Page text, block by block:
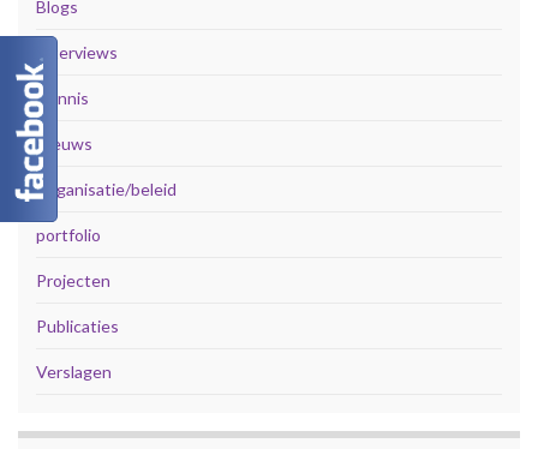
Blogs
Interviews
Kennis
Nieuws
Organisatie/beleid
portfolio
Projecten
Publicaties
Verslagen